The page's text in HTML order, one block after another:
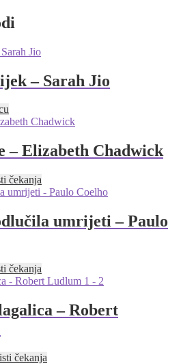
– Sarah Jio
– Elizabeth Chadwick
čekanja
umrijeti – Paulo
čekanja
– Robert
čekanja